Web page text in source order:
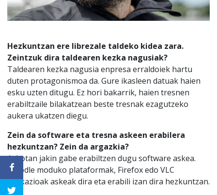
Hezkuntzan ere librezale taldeko kidea zara.
Zeintzuk dira taldearen kezka nagusiak?
Taldearen kezka nagusia enpresa erraldoiek hartu
duten protagonismoa da. Gure ikasleen datuak haien
esku uzten ditugu. Ez hori bakarrik, haien tresnen
erabiltzaile bilakatzean beste tresnak ezagutzeko
aukera ukatzen diegu.
Zein da software eta tresna askeen erabilera
hezkuntzan? Zein da argazkia?
Askotan jakin gabe erabiltzen dugu software askea.
Moodle moduko plataformak, Firefox edo VLC
aplikazioak askeak dira eta erabili izan dira hezkuntzan.